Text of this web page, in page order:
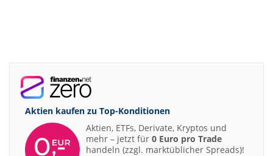
Aktien kaufen zu Top-Konditionen
Aktien, ETFs, Derivate, Kryptos und
mehr – jetzt für 0 Euro pro Trade
handeln (zzgl. marktüblicher Spreads)!